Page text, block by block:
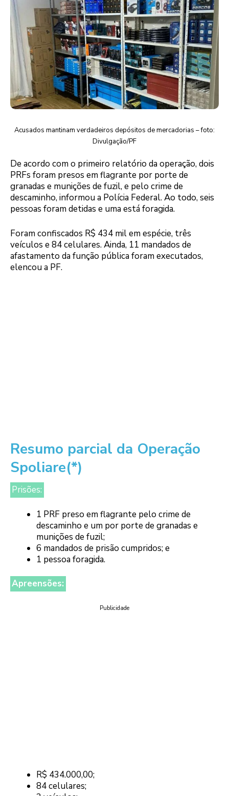
Acusados mantinam verdadeiros depósitos de mercadorias – foto:
Divulgação/PF
De acordo com o primeiro relatório da operação, dois
PRFs foram presos em flagrante por porte de
granadas e munições de fuzil, e pelo crime de
descaminho, informou a Polícia Federal. Ao todo, seis
pessoas foram detidas e uma está foragida.
Foram confiscados R$ 434 mil em espécie, três
veículos e 84 celulares. Ainda, 11 mandados de
afastamento da função pública foram executados,
elencou a PF.
Resumo parcial da Operação
Spoliare(*)
Prisões:
1 PRF preso em flagrante pelo crime de
descaminho e um por porte de granadas e
munições de fuzil;
6 mandados de prisão cumpridos; e
1 pessoa foragida.
Apreensões:
Publicidade
R$ 434.000,00;
84 celulares;